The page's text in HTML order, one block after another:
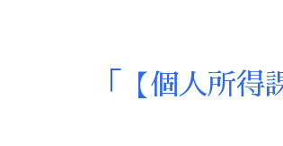
「【個人所